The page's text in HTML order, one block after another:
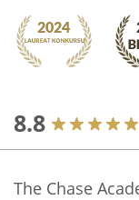
8.8
The Chase